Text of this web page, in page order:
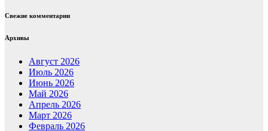
Свежие комментарии
Архивы
Август 2026
Июль 2026
Июнь 2026
Май 2026
Апрель 2026
Март 2026
Февраль 2026